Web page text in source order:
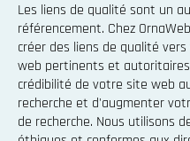
Les liens de qualité sont un
référencement. Chez
créer des liens de qualité
web pertinents et
crédibilité de votre site web
recherche et d'augmenter
de recherche. Nous utilisons